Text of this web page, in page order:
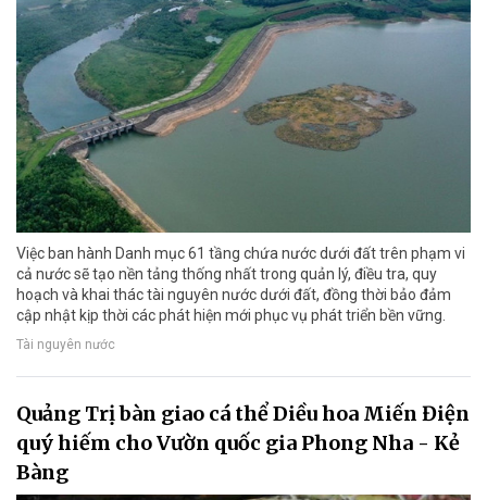
Việc ban hành Danh mục 61 tầng chứa nước dưới đất trên phạm vi
cả nước sẽ tạo nền tảng thống nhất trong quản lý, điều tra, quy
hoạch và khai thác tài nguyên nước dưới đất, đồng thời bảo đảm
cập nhật kịp thời các phát hiện mới phục vụ phát triển bền vững.
Tài nguyên nước
Quảng Trị bàn giao cá thể Diều hoa Miến Điện
quý hiếm cho Vườn quốc gia Phong Nha - Kẻ
Bàng